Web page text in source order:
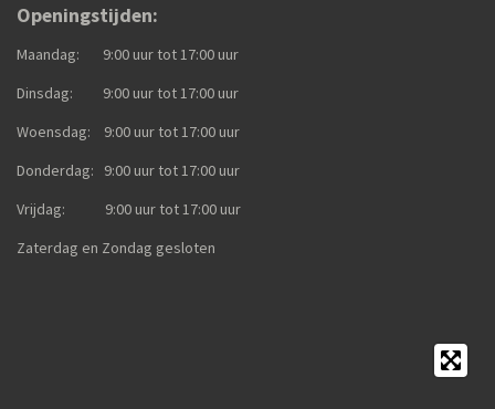
Openingstijden:
Maandag: 9:00 uur tot 17:00 uur
Dinsdag: 9:00 uur tot 17:00 uur
Woensdag: 9:00 uur tot 17:00 uur
Donderdag: 9:00 uur tot 17:00 uur
Vrijdag: 9:00 uur tot 17:00 uur
Zaterdag en Zondag gesloten